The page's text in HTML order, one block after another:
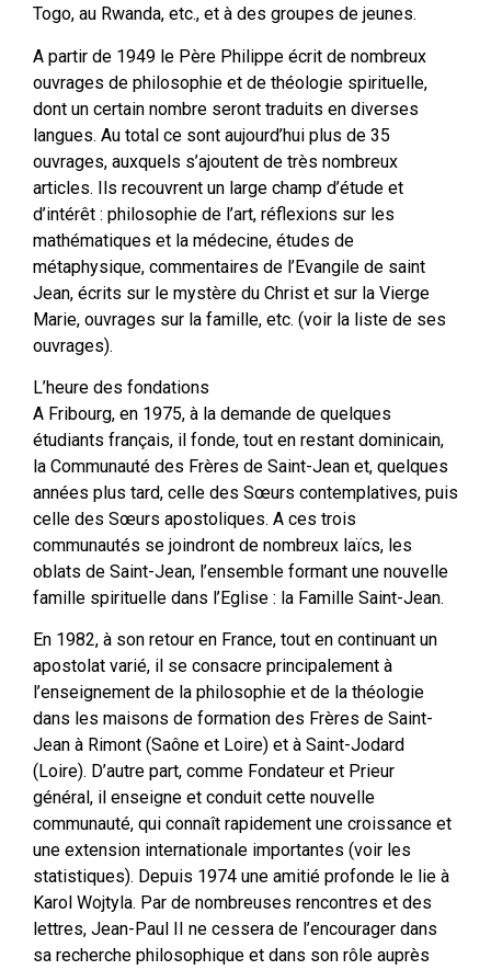
Togo, au Rwanda, etc., et à des groupes de jeunes.
A partir de 1949 le Père Philippe écrit de nombreux
ouvrages de philosophie et de théologie spirituelle,
dont un certain nombre seront traduits en diverses
langues. Au total ce sont aujourd’hui plus de 35
ouvrages, auxquels s’ajoutent de très nombreux
articles. Ils recouvrent un large champ d’étude et
d’intérêt : philosophie de l’art, réflexions sur les
mathématiques et la médecine, études de
métaphysique, commentaires de l’Evangile de saint
Jean, écrits sur le mystère du Christ et sur la Vierge
Marie, ouvrages sur la famille, etc. (voir la liste de ses
ouvrages).
L’heure des fondations
A Fribourg, en 1975, à la demande de quelques
étudiants français, il fonde, tout en restant dominicain,
la Communauté des Frères de Saint-Jean et, quelques
années plus tard, celle des Sœurs contemplatives, puis
celle des Sœurs apostoliques. A ces trois
communautés se joindront de nombreux laïcs, les
oblats de Saint-Jean, l’ensemble formant une nouvelle
famille spirituelle dans l’Eglise : la Famille Saint-Jean.
En 1982, à son retour en France, tout en continuant un
apostolat varié, il se consacre principalement à
l’enseignement de la philosophie et de la théologie
dans les maisons de formation des Frères de Saint-
Jean à Rimont (Saône et Loire) et à Saint-Jodard
(Loire). D’autre part, comme Fondateur et Prieur
général, il enseigne et conduit cette nouvelle
communauté, qui connaît rapidement une croissance et
une extension internationale importantes (voir les
statistiques). Depuis 1974 une amitié profonde le lie à
Karol Wojtyla. Par de nombreuses rencontres et des
lettres, Jean-Paul II ne cessera de l’encourager dans
sa recherche philosophique et dans son rôle auprès